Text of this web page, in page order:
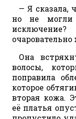
— Я сказала,
но не
Она
волосы,
поправила
которое
вторая кожа.
её платья